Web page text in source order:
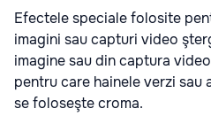
Efectele speciale folosite
imagini sau capturi video
imagine sau din captura
pentru care hainele verzi
se foloseşte croma.